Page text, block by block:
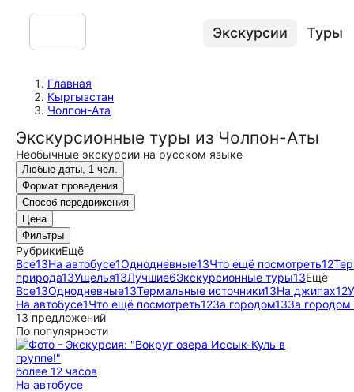
Экскурсии Туры
Главная
Кыргызстан
Чолпон-Ата
Экскурсионные туры из Чолпон-Аты
Необычные экскурсии на русском языке
Любые даты, 1 чел.
Формат проведения
Способ передвижения
Цена
Фильтры
РубрикиЕщё
Все13На автобусе1Однодневные13Что ещё посмотреть12
природа13Ущелья13Лучшие6Экскурсионные туры13Ещё
Все13Однодневные13Термальные источники13На джипах12
На автобусе1Что ещё посмотреть12За городом13За городом
13 предложений
По популярности
более 12 часов
На автобусе